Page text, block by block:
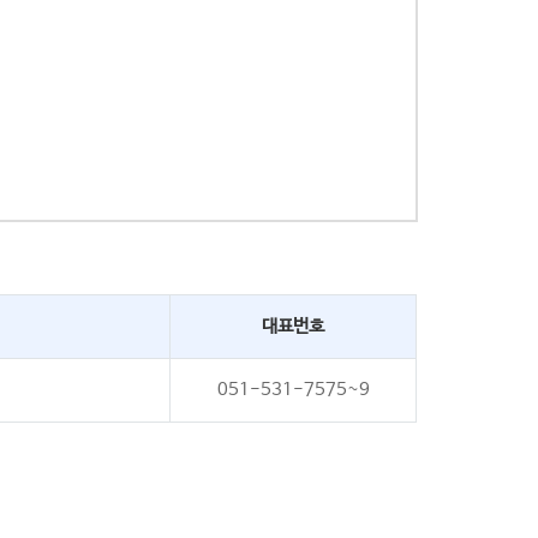
대표번호
051-531-7575~9